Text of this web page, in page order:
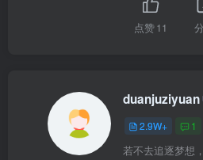
点赞11
duanjuziyuan
2.9W+ 1
若不去追逐梦想